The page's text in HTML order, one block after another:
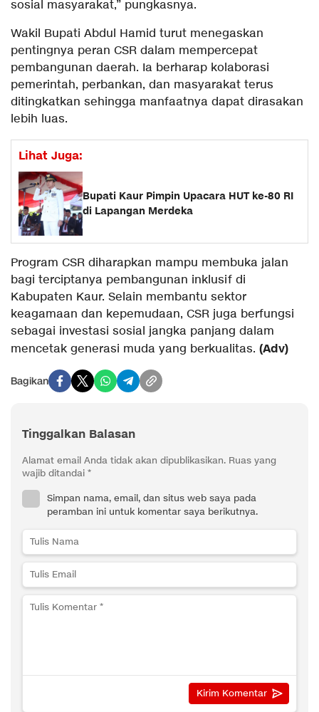
sosial masyarakat,” pungkasnya.
Wakil Bupati Abdul Hamid turut menegaskan
pentingnya peran CSR dalam mempercepat
pembangunan daerah. Ia berharap kolaborasi
pemerintah, perbankan, dan masyarakat terus
ditingkatkan sehingga manfaatnya dapat dirasakan
lebih luas.
Lihat Juga:
Bupati Kaur Pimpin Upacara HUT ke-80 RI
di Lapangan Merdeka
Program CSR diharapkan mampu membuka jalan
bagi terciptanya pembangunan inklusif di
Kabupaten Kaur. Selain membantu sektor
keagamaan dan kepemudaan, CSR juga berfungsi
sebagai investasi sosial jangka panjang dalam
mencetak generasi muda yang berkualitas. (Adv)
Bagikan
Tinggalkan Balasan
Alamat email Anda tidak akan dipublikasikan. Ruas yang
wajib ditandai *
Simpan nama, email, dan situs web saya pada
peramban ini untuk komentar saya berikutnya.